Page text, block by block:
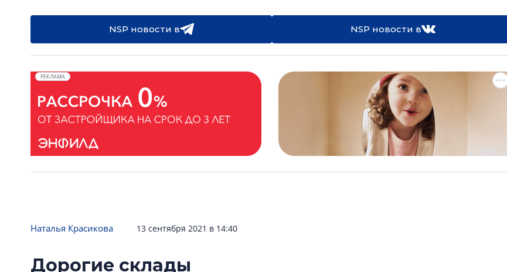
NSP новости в NSP новости в
РЕКЛАМА
Наталья Красикова 13 сентября 2021 в 14:40
Дорогие склады